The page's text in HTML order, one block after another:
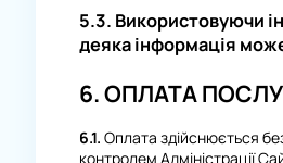
5.3. Використовуючи
деяка інформація
6. ОПЛАТА
6.1. Оплата здійснюється
контролем Адміністрації